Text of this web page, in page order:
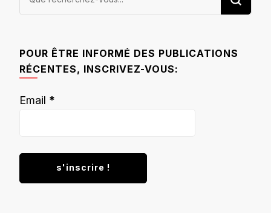
POUR ÊTRE INFORMÉ DES PUBLICATIONS
RÉCENTES, INSCRIVEZ-VOUS:
Email *